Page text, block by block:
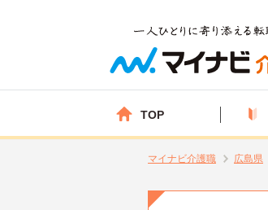
TOP
マイナビ介護職 広島県